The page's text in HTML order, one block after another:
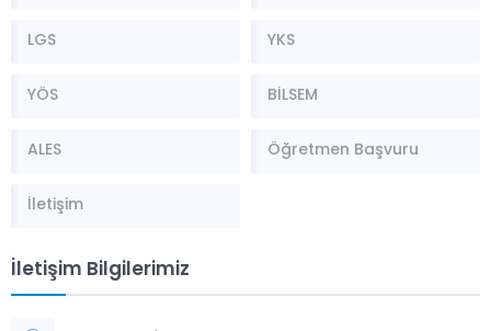
LGS YKS
YÖS BİLSEM
ALES Öğretmen Başvuru
İletişim
İletişim Bilgilerimiz